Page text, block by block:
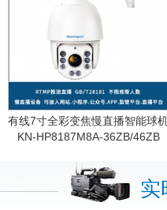
有线7寸全彩变焦慢直播智能球
KN-HP8187M8A-36ZB/46ZB
实